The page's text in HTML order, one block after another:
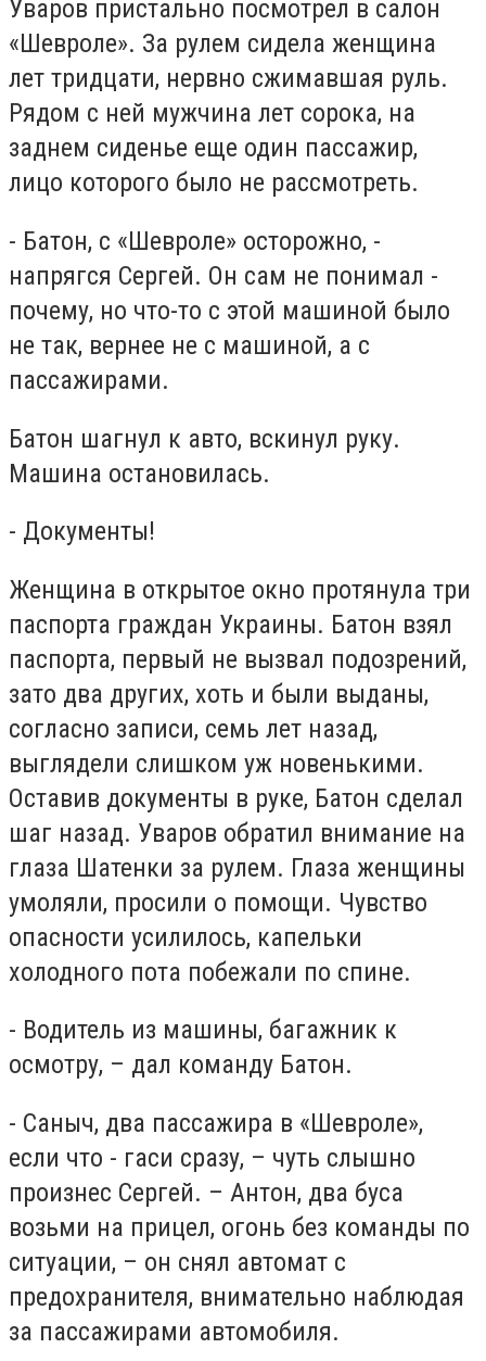
Уваров пристально посмотрел в салон
«Шевроле». За рулем сидела женщина
лет тридцати, нервно сжимавшая руль.
Рядом с ней мужчина лет сорока, на
заднем сиденье еще один пассажир,
лицо которого было не рассмотреть.
- Батон, с «Шевроле» осторожно, -
напрягся Сергей. Он сам не понимал -
почему, но что-то с этой машиной было
не так, вернее не с машиной, а с
пассажирами.
Батон шагнул к авто, вскинул руку.
Машина остановилась.
- Документы!
Женщина в открытое окно протянула три
паспорта граждан Украины. Батон взял
паспорта, первый не вызвал подозрений,
зато два других, хоть и были выданы,
согласно записи, семь лет назад,
выглядели слишком уж новенькими.
Оставив документы в руке, Батон сделал
шаг назад. Уваров обратил внимание на
глаза Шатенки за рулем. Глаза женщины
умоляли, просили о помощи. Чувство
опасности усилилось, капельки
холодного пота побежали по спине.
- Водитель из машины, багажник к
осмотру, – дал команду Батон.
- Саныч, два пассажира в «Шевроле»,
если что - гаси сразу, – чуть слышно
произнес Сергей. – Антон, два буса
возьми на прицел, огонь без команды по
ситуации, – он снял автомат с
предохранителя, внимательно наблюдая
за пассажирами автомобиля.